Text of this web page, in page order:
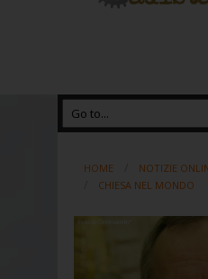
HOME
NOTIZIE
CHIESA NEL MONDO